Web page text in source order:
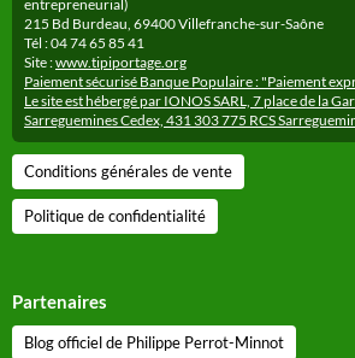
entrepreneurial)
215 Bd Burdeau, 69400 Villefranche-sur-Saône
Tél : 04 74 65 85 41
Site :www.tipiportage.org
Paiement sécurisé Banque Populaire : "Paiement
Le site est hébergé par IONOS SARL, 7 place de la
Sarreguemines Cedex, 431 303 775 RCS
Conditions générales de vente
Politique de confidentialité
Partenaires
Blog officiel de Philippe Perrot-Minnot